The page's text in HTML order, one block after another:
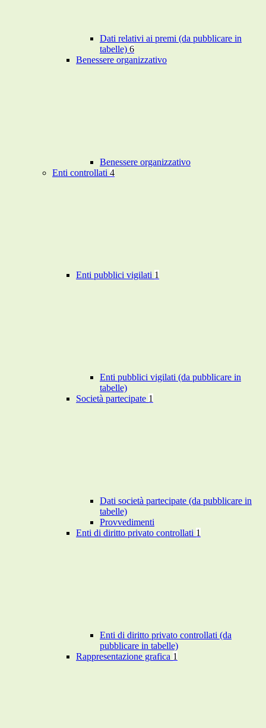
Dati relativi ai premi (da pubblicare in
tabelle) 6
Benessere organizzativo
Benessere organizzativo
Enti controllati 4
Enti pubblici vigilati 1
Enti pubblici vigilati (da pubblicare in
tabelle)
Società partecipate 1
Dati società partecipate (da pubblicare in
tabelle)
Provvedimenti
Enti di diritto privato controllati 1
Enti di diritto privato controllati (da
pubblicare in tabelle)
Rappresentazione grafica 1